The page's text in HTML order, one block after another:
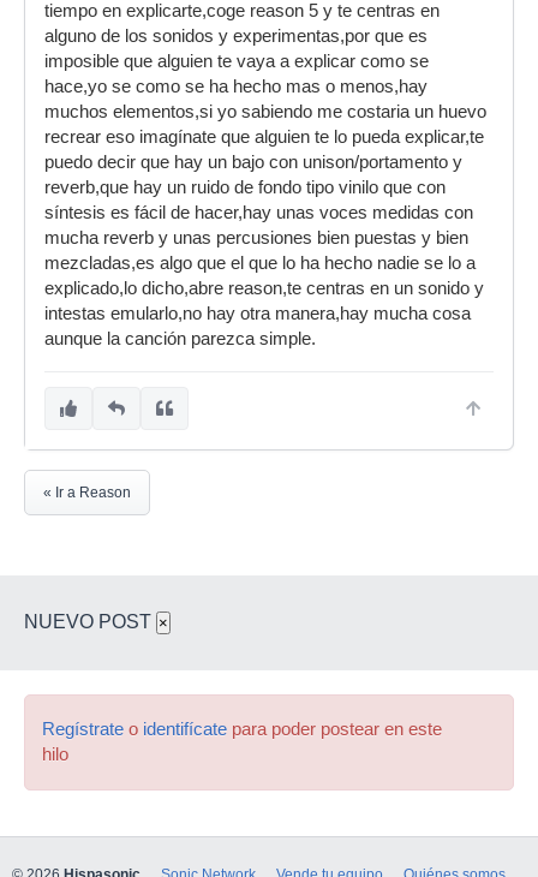
tiempo en explicarte,coge reason 5 y te centras en
alguno de los sonidos y experimentas,por que es
imposible que alguien te vaya a explicar como se
hace,yo se como se ha hecho mas o menos,hay
muchos elementos,si yo sabiendo me costaria un huevo
recrear eso imagínate que alguien te lo pueda explicar,te
puedo decir que hay un bajo con unison/portamento y
reverb,que hay un ruido de fondo tipo vinilo que con
síntesis es fácil de hacer,hay unas voces medidas con
mucha reverb y unas percusiones bien puestas y bien
mezcladas,es algo que el que lo ha hecho nadie se lo a
explicado,lo dicho,abre reason,te centras en un sonido y
intestas emularlo,no hay otra manera,hay mucha cosa
aunque la canción parezca simple.
« Ir a Reason
NUEVO POST ×
Regístrate o identifícate para poder postear en este
hilo